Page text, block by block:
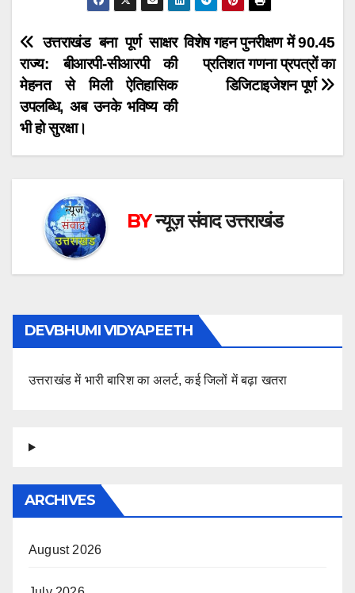
Post
navigation
विशेष गहन पुनरीक्षण में 90.45
प्रतिशत गणना प्रपत्रों का
डिजिटाइजेशन पूर्ण
उत्तराखंड बना पूर्ण साक्षर
राज्य: बीआरपी-सीआरपी की
मेहनत से मिली ऐतिहासिक
उपलब्धि, अब उनके भविष्य की
भी हो सुरक्षा।
BYन्यूज़ संवाद उत्तराखंड
DEVBHUMI VIDYAPEETH
उत्तराखंड में भारी बारिश का अलर्ट, कई जिलों में बढ़ा खतरा
ARCHIVES
August 2026